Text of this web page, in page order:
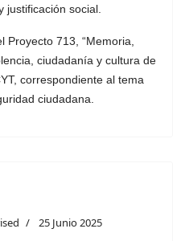
justificación social.
713, “Memoria,
ciudadanía y cultura de
correspondiente al tema
ciudadana.
25 Junio 2025